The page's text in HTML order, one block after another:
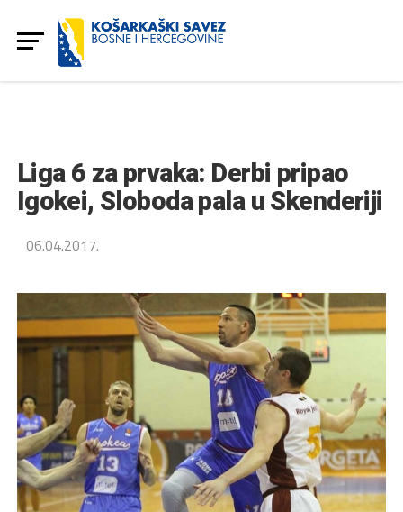
Liga 6 za prvaka: Derbi pripao
Igokei, Sloboda pala u Skenderiji
06.04.2017.